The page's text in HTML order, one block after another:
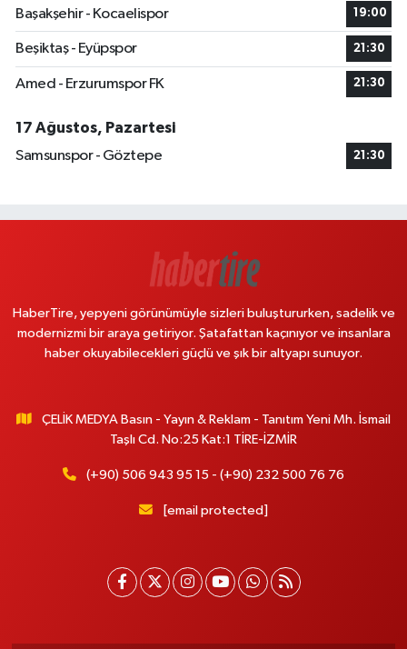
Başakşehir - Kocaelispor
19:00
Beşiktaş - Eyüpspor 21:30
Amed - Erzurumspor FK 21:30
17 Ağustos, Pazartesi
Samsunspor - Göztepe
21:30
HaberTire, yepyeni görünümüyle sizleri buluştururken, sadelik ve
modernizmi bir araya getiriyor. Şatafattan kaçınıyor ve insanlara
haber okuyabilecekleri güçlü ve şık bir altyapı sunuyor.
ÇELİK MEDYA Basın - Yayın & Reklam - Tanıtım Yeni Mh. İsmail
Taşlı Cd. No:25 Kat:1 TİRE-İZMİR
(+90) 506 943 95 15 - (+90) 232 500 76 76
[email protected]